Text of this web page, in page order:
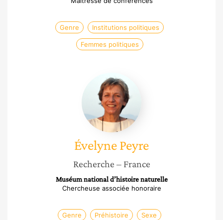
Genre Institutions politiques
Femmes politiques
Évelyne
Peyre
ÉvelynePeyre
Recherche – France
Muséum national d’histoire naturelle
Chercheuse associée honoraire
Genre Préhistoire Sexe